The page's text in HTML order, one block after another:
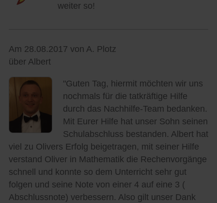
weiter so!
Am 28.08.2017 von A. Plotz
über Albert
"Guten Tag, hiermit möchten wir uns
nochmals für die tatkräftige Hilfe
durch das Nachhilfe-Team bedanken.
Mit Eurer Hilfe hat unser Sohn seinen
Schulabschluss bestanden. Albert hat
viel zu Olivers Erfolg beigetragen, mit seiner Hilfe
verstand Oliver in Mathematik die Rechenvorgänge
schnell und konnte so dem Unterricht sehr gut
folgen und seine Note von einer 4 auf eine 3 (
Abschlussnote) verbessern. Also gilt unser Dank